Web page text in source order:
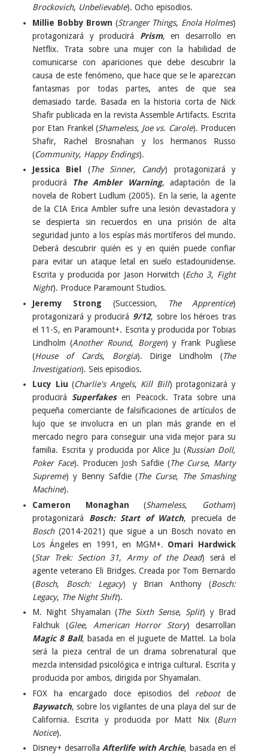
Brockovich, Unbelievable). Ocho episodios.
Millie Bobby Brown (Stranger Things, Enola Holmes)
protagonizará y producirá Prism, en desarrollo en
Netflix. Trata sobre una mujer con la habilidad de
comunicarse con apariciones que debe descubrir la
causa de este fenómeno, que hace que se le aparezcan
fantasmas por todas partes, antes de que sea
demasiado tarde. Basada en la historia corta de Nick
Shafir publicada en la revista Assemble Artifacts. Escrita
por Etan Frankel (Shameless, Joe vs. Carole). Producen
Shafir, Rachel Brosnahan y los hermanos Russo
(Community, Happy Endings).
Jessica Biel
(The Sinner, Candy) protagonizará y
producirá
The Ambler Warning, adaptación de la
novela de Robert Ludlum (2005). En la serie, la agente
de la CIA Erica Ambler sufre una lesión devastadora y
se despierta sin recuerdos en una prisión de alta
seguridad junto a los espías más mortíferos del mundo.
Deberá descubrir quién es y en quién puede confiar
para evitar un ataque letal en suelo estadounidense.
Escrita y producida por Jason Horwitch (Echo 3, Fight
Night). Produce Paramount Studios.
Jeremy Strong (Succession, The Apprentice)
protagonizará y producirá 9/12, sobre los héroes tras
el 11-S, en Paramount+. Escrita y producida por Tobias
Lindholm (Another Round, Borgen) y Frank Pugliese
(House of Cards, Borgia). Dirige Lindholm (The
Investigation). Seis episodios.
Lucy Liu (Charlie's Angels, Kill Bill) protagonizará y
producirá Superfakesen Peacock. Trata sobre una
pequeña comerciante de falsificaciones de artículos de
lujo que se involucra en un plan más grande en el
mercado negro para conseguir una vida mejor para su
familia. Escrita y producida por Alice Ju (Russian Doll,
Poker Face). Producen Josh Safdie (The Curse, Marty
Supreme) y Benny Safdie (The Curse,
The Smashing
Machine).
Cameron Monaghan (Shameless, Gotham)
protagonizará Bosch: Start of Watch, precuela de
Bosch(2014-2021) que sigue a un Bosch novato en
Los Ángeles en 1991, en MGM+. Omari Hardwick
(Star Trek: Section 31, Army of the Dead) será el
agente veterano Eli Bridges. Creada por Tom Bernardo
(Bosch, Bosch: Legacy) y Brian Anthony (Bosch:
Legacy, The Night Shift).
M. Night Shyamalan (The Sixth Sense, Split) y Brad
Falchuk (Glee, American Horror Story) desarrollan
Magic 8 Ball, basada en el juguete de Mattel. La bola
será la pieza central de un drama sobrenatural que
mezcla intensidad psicológica e intriga cultural. Escrita y
producida por ambos, dirigida por Shyamalan.
FOX ha encargado doce episodios del rebootde
Baywatch, sobre los vigilantes de una playa del sur de
California. Escrita y producida por Matt Nix (Burn
Notice).
Disney+ desarrollaAfterlife with Archie, basada en el